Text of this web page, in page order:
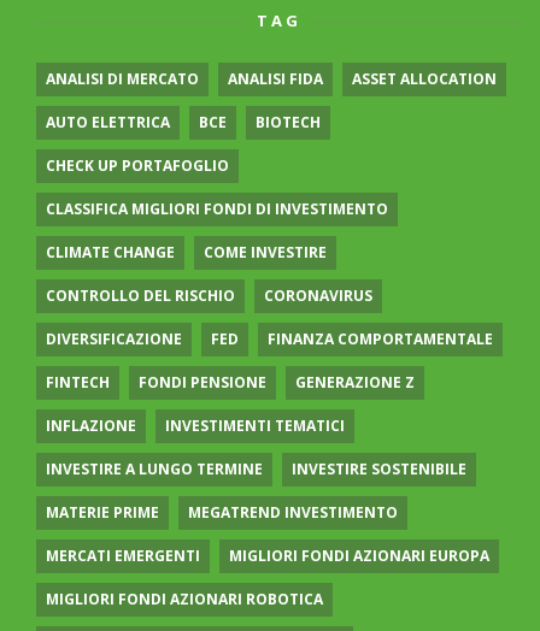
TAG
ANALISI DI MERCATO ANALISI FIDA ASSET ALLOCATION
AUTO ELETTRICA BCE BIOTECH
CHECK UP PORTAFOGLIO
CLASSIFICA MIGLIORI FONDI DI INVESTIMENTO
CLIMATE CHANGE COME INVESTIRE
CONTROLLO DEL RISCHIO CORONAVIRUS
DIVERSIFICAZIONE FED FINANZA COMPORTAMENTALE
FINTECH FONDI PENSIONE GENERAZIONE Z
INFLAZIONE INVESTIMENTI TEMATICI
INVESTIRE A LUNGO TERMINE INVESTIRE SOSTENIBILE
MATERIE PRIME MEGATREND INVESTIMENTO
MERCATI EMERGENTI MIGLIORI FONDI AZIONARI EUROPA
MIGLIORI FONDI AZIONARI ROBOTICA